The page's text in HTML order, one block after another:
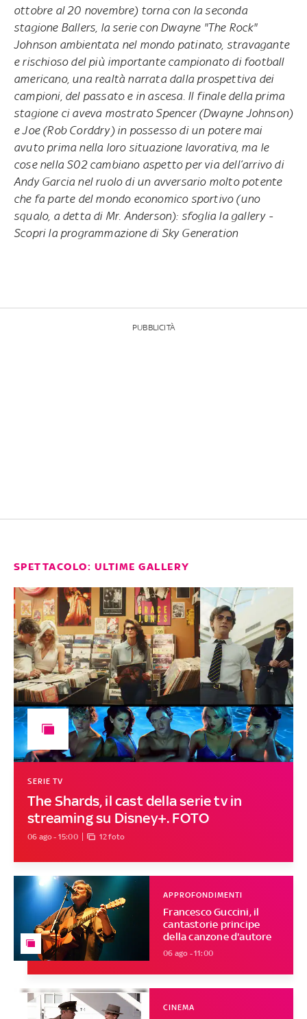
ottobre al 20 novembre) torna con la seconda
stagione Ballers, la serie con Dwayne "The Rock"
Johnson ambientata nel mondo patinato, stravagante
e rischioso del più importante campionato di football
americano, una realtà narrata dalla prospettiva dei
campioni, del passato e in ascesa. Il finale della prima
stagione ci aveva mostrato Spencer (Dwayne Johnson)
e Joe (Rob Corddry) in possesso di un potere mai
avuto prima nella loro situazione lavorativa, ma le
cose nella S02 cambiano aspetto per via dell’arrivo di
Andy Garcia nel ruolo di un avversario molto potente
che fa parte del mondo economico sportivo (uno
squalo, a detta di Mr. Anderson): sfoglia la gallery -
Scopri la programmazione di Sky Generation
PUBBLICITÀ
SPETTACOLO: ULTIME GALLERY
The Shards, il cast della serie tv in
streaming su Disney+. FOTO
SERIE TV
06 ago - 15:00 12 foto
Francesco Guccini, il
cantastorie principe
della canzone d'autore
APPROFONDIMENTI
06 ago - 11:00
CINEMA